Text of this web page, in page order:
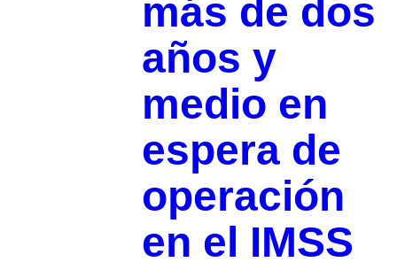
más de dos
años y
medio en
espera de
operación
en el IMSS